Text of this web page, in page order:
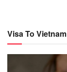
Visa To Vietnam